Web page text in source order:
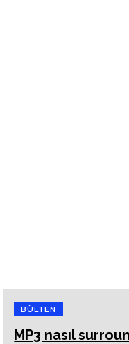
BÜLTEN
MP3 nasıl